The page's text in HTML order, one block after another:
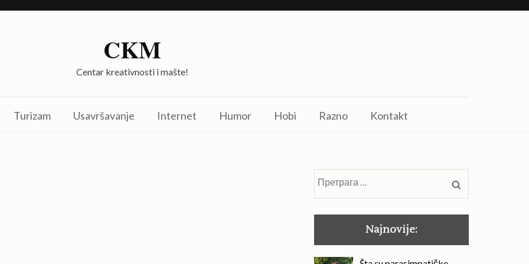
CKM
Centar kreativnosti i mašte!
Turizam Usavršavanje Internet Humor Hobi Razno Kontakt
Претрага
за:
Najnovije: